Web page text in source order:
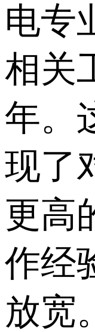
电专
相关
年。
现了
更高
作经
放宽。